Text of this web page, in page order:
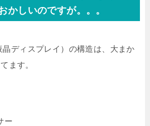
かしいのですが。。。
ディスプレイ）の構造は、大まか
ます。
ー